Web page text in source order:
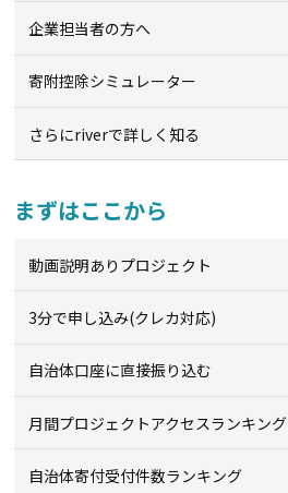
企業担当者の方へ
寄附控除シミュレーター
さらにriverで詳しく知る
まずはここから
動画説明ありプロジェクト
3分で申し込み(クレカ対応)
自治体口座に直接振り込む
月間プロジェクトアクセスランキング
自治体寄付受付件数ランキング